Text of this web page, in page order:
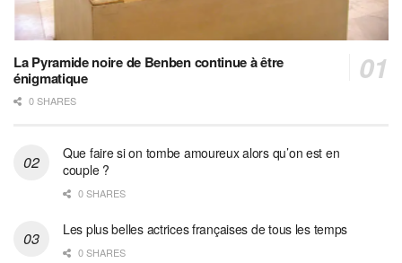
La Pyramide noire de Benben continue à être
énigmatique
0 SHARES
Que faire si on tombe amoureux alors qu’on est en
couple ?
0 SHARES
Les plus belles actrices françaises de tous les temps
0 SHARES